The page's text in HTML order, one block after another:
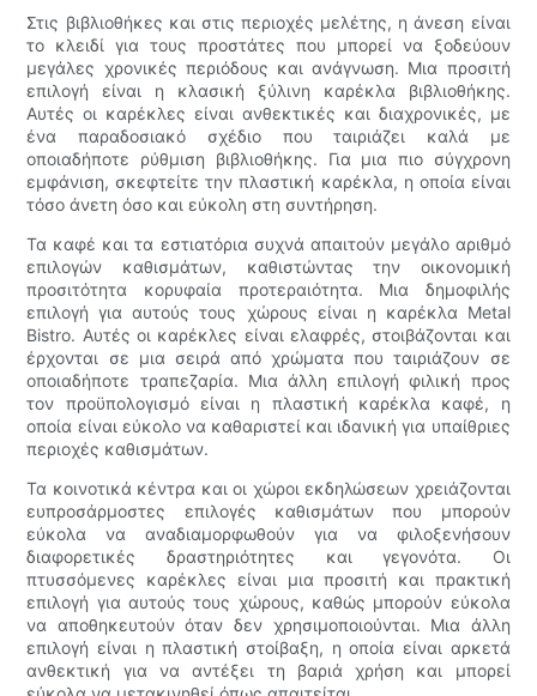
Στις βιβλιοθήκες και στις περιοχές μελέτης, η άνεση είναι
το κλειδί για τους προστάτες που μπορεί να ξοδεύουν
μεγάλες χρονικές περιόδους και ανάγνωση. Μια προσιτή
επιλογή είναι η κλασική ξύλινη καρέκλα βιβλιοθήκης.
Αυτές οι καρέκλες είναι ανθεκτικές και διαχρονικές, με
ένα παραδοσιακό σχέδιο που ταιριάζει καλά με
οποιαδήποτε ρύθμιση βιβλιοθήκης. Για μια πιο σύγχρονη
εμφάνιση, σκεφτείτε την πλαστική καρέκλα, η οποία είναι
τόσο άνετη όσο και εύκολη στη συντήρηση.
Τα καφέ και τα εστιατόρια συχνά απαιτούν μεγάλο αριθμό
επιλογών καθισμάτων, καθιστώντας την οικονομική
προσιτότητα κορυφαία προτεραιότητα. Μια δημοφιλής
επιλογή για αυτούς τους χώρους είναι η καρέκλα Metal
Bistro. Αυτές οι καρέκλες είναι ελαφρές, στοιβάζονται και
έρχονται σε μια σειρά από χρώματα που ταιριάζουν σε
οποιαδήποτε τραπεζαρία. Μια άλλη επιλογή φιλική προς
τον προϋπολογισμό είναι η πλαστική καρέκλα καφέ, η
οποία είναι εύκολο να καθαριστεί και ιδανική για υπαίθριες
περιοχές καθισμάτων.
Τα κοινοτικά κέντρα και οι χώροι εκδηλώσεων χρειάζονται
ευπροσάρμοστες επιλογές καθισμάτων που μπορούν
εύκολα να αναδιαμορφωθούν για να φιλοξενήσουν
διαφορετικές δραστηριότητες και γεγονότα. Οι
πτυσσόμενες καρέκλες είναι μια προσιτή και πρακτική
επιλογή για αυτούς τους χώρους, καθώς μπορούν εύκολα
να αποθηκευτούν όταν δεν χρησιμοποιούνται. Μια άλλη
επιλογή είναι η πλαστική στοίβαξη, η οποία είναι αρκετά
ανθεκτική για να αντέξει τη βαριά χρήση και μπορεί